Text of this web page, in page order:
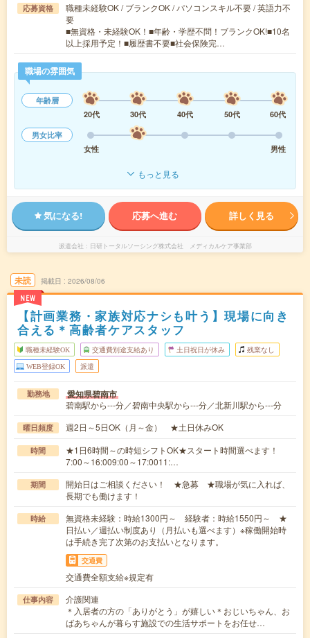
応募資格
職種未経験OK / ブランクOK / パソコンスキル不要 / 英語力不
要
■無資格・未経験OK！■年齢・学歴不問！ブランクOK!■10名
以上採用予定！■履歴書不要■社会保険完…
職場の雰囲気
年齢層
20代
30代 40代 50代
60代
男女比率
女性
男性
もっと見る
気になる! 応募へ進む 詳しく見る
派遣会社 日研トータルソーシング株式会社 メディカルケア事業部
未読
NEW
掲載日 2026/08/06
【計画業務・家族対応ナシも叶う】現場に向き
合える＊高齢者ケアスタッフ
職種未経験OK 交通費別途支給あり 土日祝日が休み 残業なし
WEB登録OK 派遣
勤務地 愛知県碧南市
碧南駅から---分／碧南中央駅から---分／北新川駅から---分
曜日頻度 週2日～5日OK（月～金） ★土日休みOK
時間
★1日6時間～の時短シフトOK★スタート時間選べます！
7:00～16:009:00～17:0011:…
期間
開始日はご相談ください！ ★急募 ★職場が気に入れば、
長期でも働けます！
時給
無資格未経験：時給1300円～ 経験者：時給1550円～ ★
日払い／週払い制度あり（月払いも選べます）※稼働開始時
は手続き完了次第のお支払いとなります。
交通費
交通費全額支給※規定有
仕事内容
介護関連
＊入居者の方の「ありがとう」が嬉しい＊おじいちゃん、お
ばあちゃんが暮らす施設での生活サポートをお任せ…